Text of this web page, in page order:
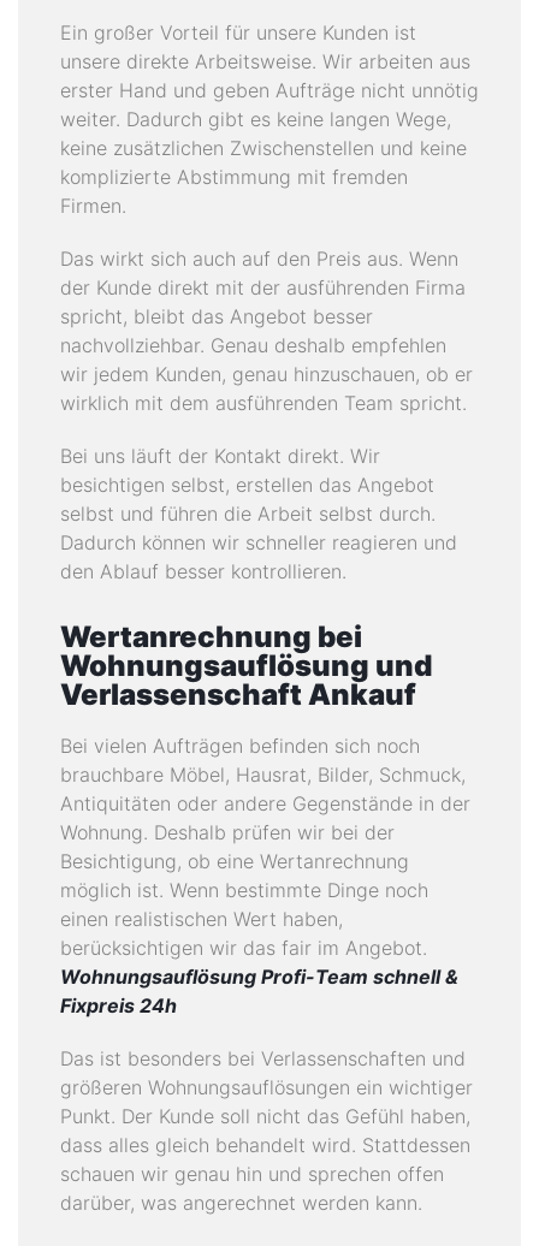
Ein großer Vorteil für unsere Kunden ist
unsere direkte Arbeitsweise. Wir arbeiten aus
erster Hand und geben Aufträge nicht unnötig
weiter. Dadurch gibt es keine langen Wege,
keine zusätzlichen Zwischenstellen und keine
komplizierte Abstimmung mit fremden
Firmen.
Das wirkt sich auch auf den Preis aus. Wenn
der Kunde direkt mit der ausführenden Firma
spricht, bleibt das Angebot besser
nachvollziehbar. Genau deshalb empfehlen
wir jedem Kunden, genau hinzuschauen, ob er
wirklich mit dem ausführenden Team spricht.
Bei uns läuft der Kontakt direkt. Wir
besichtigen selbst, erstellen das Angebot
selbst und führen die Arbeit selbst durch.
Dadurch können wir schneller reagieren und
den Ablauf besser kontrollieren.
Wertanrechnung bei
Wohnungsauflösung und
Verlassenschaft Ankauf
Bei vielen Aufträgen befinden sich noch
brauchbare Möbel, Hausrat, Bilder, Schmuck,
Antiquitäten oder andere Gegenstände in der
Wohnung. Deshalb prüfen wir bei der
Besichtigung, ob eine Wertanrechnung
möglich ist. Wenn bestimmte Dinge noch
einen realistischen Wert haben,
berücksichtigen wir das fair im Angebot.
Wohnungsauflösung Profi-Team schnell &
Fixpreis 24h
Das ist besonders bei Verlassenschaften und
größeren Wohnungsauflösungen ein wichtiger
Punkt. Der Kunde soll nicht das Gefühl haben,
dass alles gleich behandelt wird. Stattdessen
schauen wir genau hin und sprechen offen
darüber, was angerechnet werden kann.